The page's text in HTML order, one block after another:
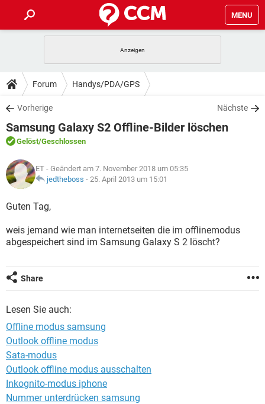
MENU
ANDROID IOS
WINDOWS 10
WHATSAPP TIKTOK
FACEBOOK
TIPPS & TRICKS
SPIELE STREAMING
WINDOWS 10
WHATSAPP
FACEBOOK HARDWARE
DOWNLOADS
SPIELE STREAMING
ANDROID
WINDOWS 10 INSTAGRAM
WHATSAPP
FACEBOOK
FORUM
SPIELE
ANDROID IOS
FACEBOOK HARDWARE
LEXIKON
SPIELE
ANDROID
WINDOWS 10 INSTAGRAM
WHATSAPP
Forum Handys/PDA/GPS
Vorherige Nächste
Samsung Galaxy S2 Offline-Bilder löschen
Gelöst/Geschlossen
ET - Geändert am 7. November 2018 um 05:35
jedtheboss - 25. April 2013 um 15:01
Guten Tag,
weis jemand wie man internetseiten die im offlinemodus
abgespeichert sind im Samsung Galaxy S 2 löscht?
Share
Lesen Sie auch:
Offline modus samsung
Outlook offline modus
Sata-modus
Outlook offline modus ausschalten
Inkognito-modus iphone
Nummer unterdrücken samsung